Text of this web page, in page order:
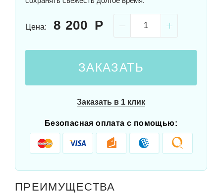
Цена: 8 200
ЗАКАЗАТЬ
Заказать в 1 клик
Безопасная оплата с помощью:
ПРЕИМУЩЕСТВА